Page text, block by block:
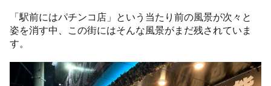
「駅前にはパチンコ店」という当たり前の風景が次々と
姿を消す中、この街にはそんな風景がまだ残されていま
す。